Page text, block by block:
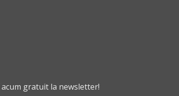
gratuit la newsletter!